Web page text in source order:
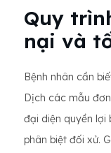
Quy
nại và
Bệnh nhân cần
Dịch các mẫu
đại diện quyền lợi
phân biệt đối xử.